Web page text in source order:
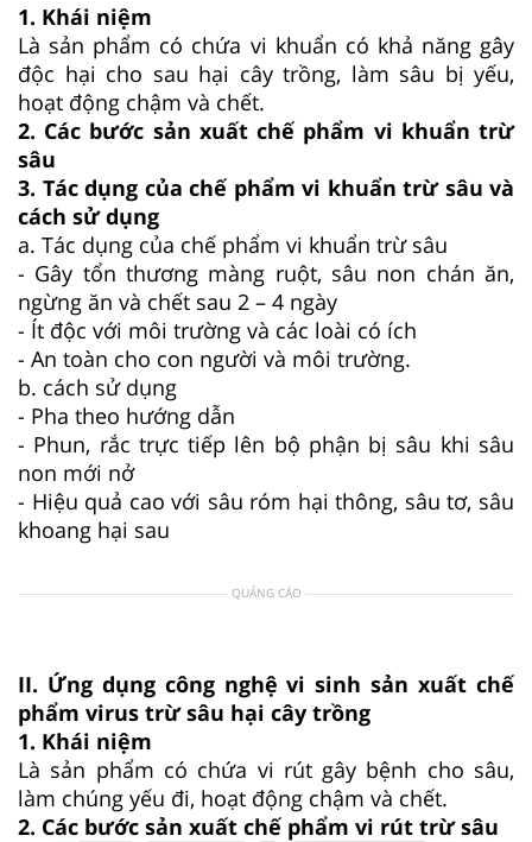
1. Khái niệm
Là sản phẩm có chứa vi khuẩn có khả năng gây
độc hại cho sau hại cây trồng, làm sâu bị yếu,
hoạt động chậm và chết.
2. Các bước sản xuất chế phẩm vi khuẩn trừ
sâu
3. Tác dụng của chế phẩm vi khuẩn trừ sâu và
cách sử dụng
a. Tác dụng của chế phẩm vi khuẩn trừ sâu
- Gây tổn thương màng ruột, sâu non chán ăn,
ngừng ăn và chết sau 2 – 4 ngày
- Ít độc với môi trường và các loài có ích
- An toàn cho con người và môi trường.
b. cách sử dụng
- Pha theo hướng dẫn
- Phun, rắc trực tiếp lên bộ phận bị sâu khi sâu
non mới nở
- Hiệu quả cao với sâu róm hại thông, sâu tơ, sâu
khoang hại sau
QUẢNG CÁO
II. Ứng dụng công nghệ vi sinh sản xuất chế
phẩm virus trừ sâu hại cây trồng
1. Khái niệm
Là sản phẩm có chứa vi rút gây bệnh cho sâu,
làm chúng yếu đi, hoạt động chậm và chết.
2. Các bước sản xuất chế phẩm vi rút trừ sâu